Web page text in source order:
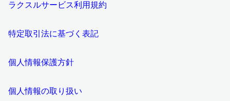
ラクスルサービス利用規約
特定取引法に基づく表記
個人情報保護方針
個人情報の取り扱い